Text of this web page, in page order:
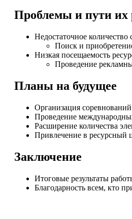
Проблемы и пути их
Недостаточное
Поиск и
Низкая посещаемость
Проведение
Планы на будущее
Организация
Проведение
Расширение количества
Привлечение в ресурсный
Заключение
Итоговые результаты
Благодарность всем, кто